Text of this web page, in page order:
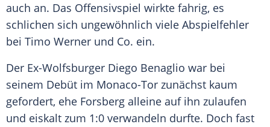
auch an. Das Offensivspiel wirkte fahrig, es
schlichen sich ungewöhnlich viele Abspielfehler
bei Timo Werner und Co. ein.
Der Ex-Wolfsburger Diego Benaglio war bei
seinem Debüt im Monaco-Tor zunächst kaum
gefordert, ehe Forsberg alleine auf ihn zulaufen
und eiskalt zum 1:0 verwandeln durfte. Doch fast